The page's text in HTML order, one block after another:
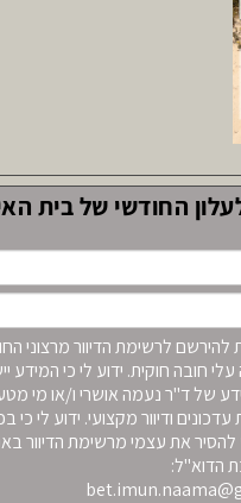
החודשי של בית
לרשימת הדיוור מרצוני
חובה חוקית. ידוע לי כי המידע
של ד"ר נעמה אושרי ו/או מי
ודיוור מקצועי. ידוע לי כי
את עצמי מרשימת הדיוור
הדוא"ל: